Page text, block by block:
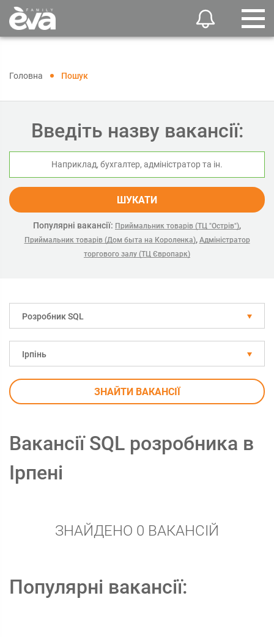
Головна Пошук
Введіть назву вакансії:
ШУКАТИ
Популярні вакансії: Приймальник товарів (ТЦ "Острів"),
Приймальник товарів (Дом быта на Короленка), Адміністратор
торгового залу (ТЦ Європарк)
Розробник SQL
Ірпінь
ЗНАЙТИ ВАКАНСІЇ
Вакансії SQL розробника в
Ірпені
ЗНАЙДЕНО 0 ВАКАНСІЙ
Популярні вакансії: